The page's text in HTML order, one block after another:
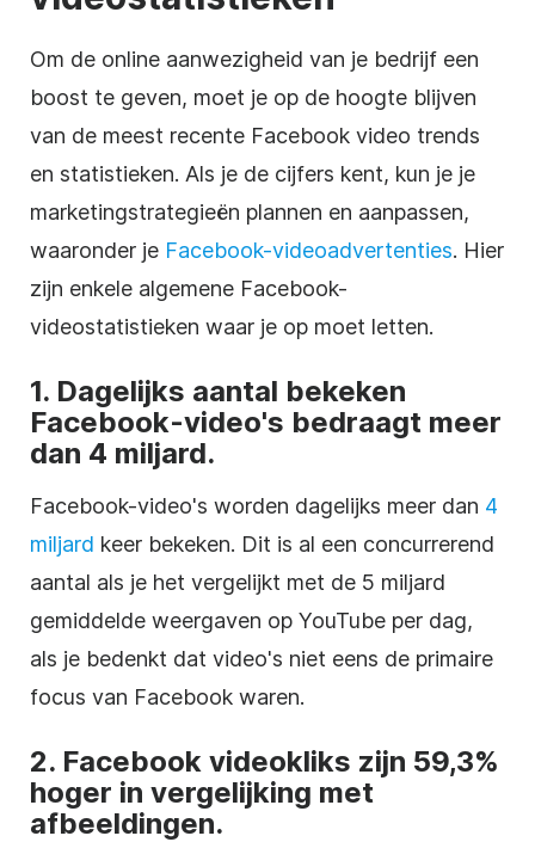
Om de online aanwezigheid van je bedrijf een
boost te geven, moet je op de hoogte blijven
van de meest recente Facebook video trends
en statistieken. Als je de cijfers kent, kun je je
marketingstrategieën plannen en aanpassen,
waaronder je Facebook-videoadvertenties. Hier
zijn enkele algemene Facebook-
videostatistieken waar je op moet letten.
1. Dagelijks aantal bekeken
Facebook-video's bedraagt meer
dan 4 miljard.
Facebook-video's worden dagelijks meer dan 4
miljard keer bekeken. Dit is al een concurrerend
aantal als je het vergelijkt met de 5 miljard
gemiddelde weergaven op YouTube per dag,
als je bedenkt dat video's niet eens de primaire
focus van Facebook waren.
2. Facebook videokliks zijn 59,3%
hoger in vergelijking met
afbeeldingen.